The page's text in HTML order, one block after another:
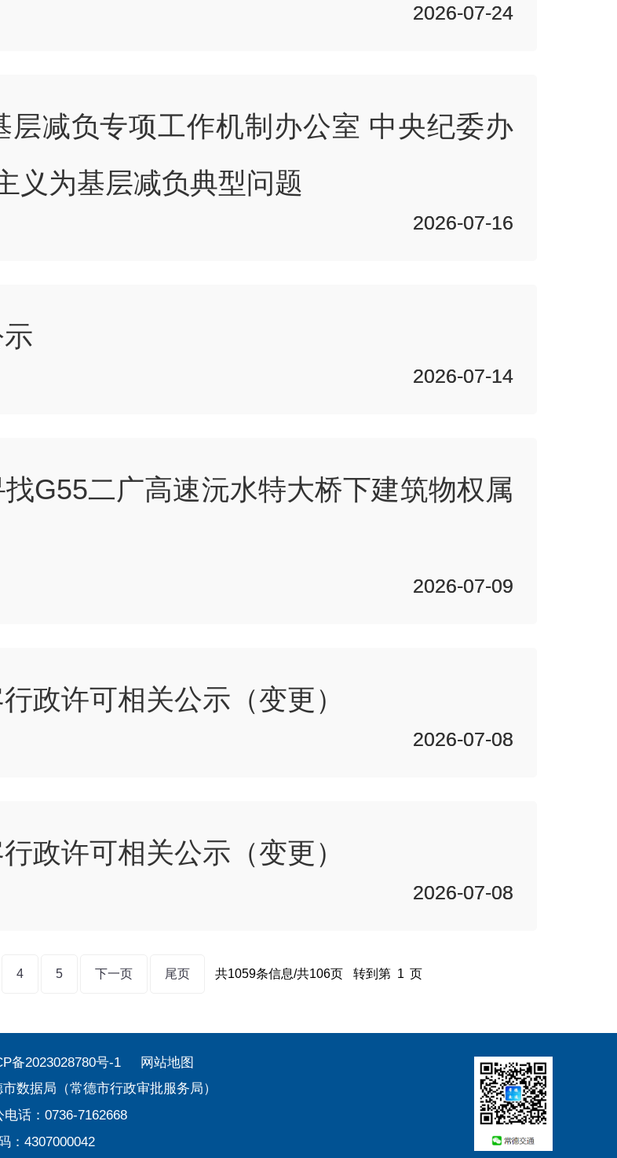
2026-07-24
2026-07-24
2026-07-16
减负专项工作机制办公室 中央纪委办
义为基层减负典型问题
2026-07-16
2026-07-14
2026-07-14
2026-07-09
G55二广高速沅水特大桥下建筑物权属
2026-07-09
2026-07-08
政许可相关公示（变更）
2026-07-08
2026-07-08
政许可相关公示（变更）
2026-07-08
4 5 下一页 尾页 共1059条信息/共106页 转到第 页
备2023028780号-1
网站地图
据局（常德市行政审批服务局）
话：0736-7162668
：4307000042